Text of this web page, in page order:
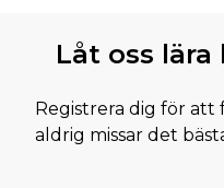
Låt oss lära
Registrera dig för att
aldrig missar det